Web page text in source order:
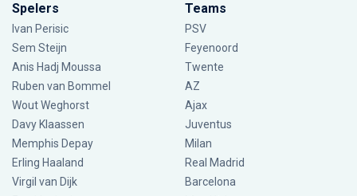
Spelers
Ivan Perisic
Sem Steijn
Anis Hadj Moussa
Ruben van Bommel
Wout Weghorst
Davy Klaassen
Memphis Depay
Erling Haaland
Virgil van Dijk
Teams
PSV
Feyenoord
Twente
AZ
Ajax
Juventus
Milan
Real Madrid
Barcelona